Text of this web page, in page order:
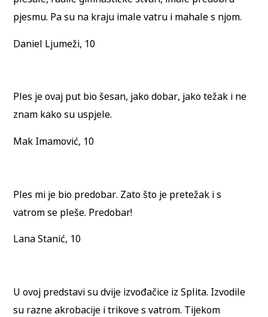
pjesmu. Pa su na kraju imale vatru i mahale s njom.
Daniel Ljumeži, 10
Ples je ovaj put bio šesan, jako dobar, jako težak i ne
znam kako su uspjele.
Mak Imamović, 10
Ples mi je bio predobar. Zato što je pretežak i s
vatrom se pleše. Predobar!
Lana Stanić, 10
U ovoj predstavi su dvije izvođačice iz Splita. Izvodile
su razne akrobacije i trikove s vatrom. Tijekom